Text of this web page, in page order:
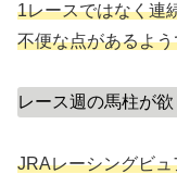
1レースではなく連
不便な点があるよ
レース週の馬柱が
JRAレーシングビ